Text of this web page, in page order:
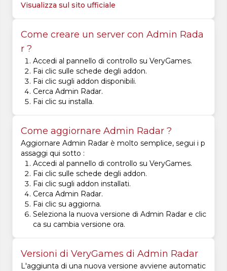
Visualizza sul sito ufficiale
Come creare un server con Admin Rada
r ?
Accedi al pannello di controllo su VeryGames.
Fai clic sulle schede degli addon.
Fai clic sugli addon disponibili.
Cerca Admin Radar.
Fai clic su installa.
Come aggiornare Admin Radar ?
Aggiornare Admin Radar è molto semplice, segui i p
assaggi qui sotto :
Accedi al pannello di controllo su VeryGames.
Fai clic sulle schede degli addon.
Fai clic sugli addon installati.
Cerca Admin Radar.
Fai clic su aggiorna.
Seleziona la nuova versione di Admin Radar e clic
ca su cambia versione ora.
Versioni di VeryGames di Admin Radar
L'aggiunta di una nuova versione avviene automatic